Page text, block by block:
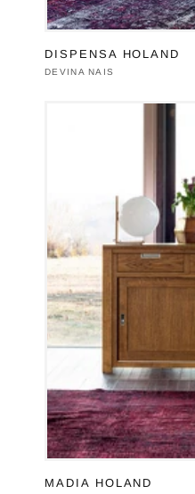
DISPENSA HOLAND
Produttore:
DEVINA NAIS
MADIA HOLAND